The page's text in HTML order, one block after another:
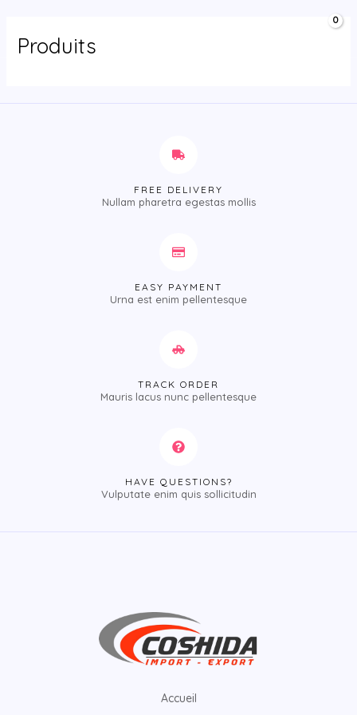
contenuMENU
Produits
FREE DELIVERY
Nullam pharetra egestas mollis
EASY PAYMENT
Urna est enim pellentesque
TRACK ORDER
Mauris lacus nunc pellentesque
HAVE QUESTIONS?
Vulputate enim quis sollicitudin
Accueil